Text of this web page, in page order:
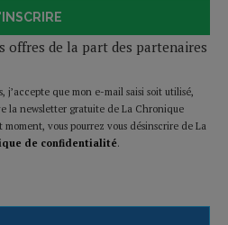
offres de la part des partenaires
j’accepte que mon e-mail saisi soit utilisé,
la newsletter gratuite de La Chronique
vous pourrez vous désinscrire de La
de confidentialité.